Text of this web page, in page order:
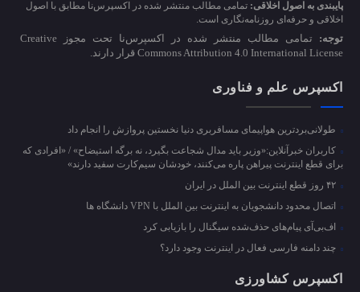
پایبندی به اصول اخلاقی: تمامی مطالب منتشر شده در اکسپرس‌نا مطابق با اصول
اخلاقی و حرفه‌ای روزنامه‌نگاری است.
توجه:
تمامی مطالب منتشر شده در اکسپرس‌نا تحت مجوز Creative
Commons Attribution 4.0 International License قرار دارند.
اکسپرس علم و فناوری
طولانی‌بردترین هواپیمای مسافربری دنیا نخستین پروازش را انجام داد
کاربران خبرآنلاین:«وزیر باید مدال شجاعت بگیرد، نه برگه استیضاح» / «افرادی که
برای قطع اینترنت پیراهن پاره می‌کنند، خودشان سیم‌کارت سفید دارند»
۴۲ روز قطع اینترنت بین الملل در ایران
اتصال محدود دانشجویان به اینترنت بین الملل با VPN دانشگاه ها
اف‌بی‌آی پیام‌های حذف‌شده سیگنال را بازیابی کرد
چند دامنه فارسی فعال در اینترنت وجود دارد؟
اکسپرس کشاورزی